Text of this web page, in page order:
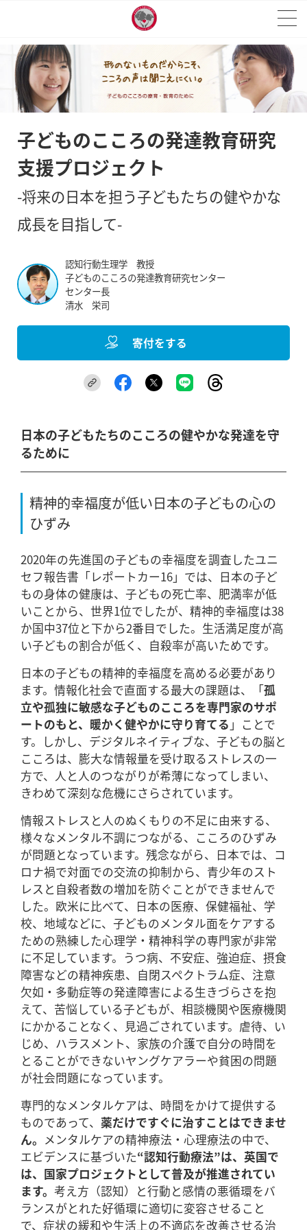
子どものこころの発達教育研究
支援プロジェクト
-将来の日本を担う子どもたちの健やかな
成長を目指して-
認知行動生理学 教授
子どものこころの発達教育研究センター
センター長
清水 栄司
寄付をする
日本の子どもたちのこころの健やかな発達を守
るために
精神的幸福度が低い日本の子どもの心の
ひずみ
2020年の先進国の子どもの幸福度を調査したユニ
セフ報告書「レポートカー16」では、日本の子ど
もの身体の健康は、子どもの死亡率、肥満率が低
いことから、世界1位でしたが、精神的幸福度は38
か国中37位と下から2番目でした。生活満足度が高
い子どもの割合が低く、自殺率が高いためです。
日本の子どもの精神的幸福度を高める必要があり
ます。情報化社会で直面する最大の課題は、「孤
立や孤独に敏感な子どものこころを専門家のサポ
ートのもと、暖かく健やかに守り育てる 」ことで
す。しかし、デジタルネイティブな、子どもの脳と
こころは、膨大な情報量を受け取るストレスの一
方で、人と人のつながりが希薄になってしまい、
きわめて深刻な危機にさらされています。
情報ストレスと人のぬくもりの不足に由来する、
様々なメンタル不調につながる、こころのひずみ
が問題となっています。残念ながら、日本では、コ
ロナ禍で対面での交流の抑制から、青少年のスト
レスと自殺者数の増加を防ぐことができませんで
した。欧米に比べて、日本の医療、保健福祉、学
校、地域などに、子どものメンタル面をケアする
ための熟練した心理学・精神科学の専門家が非常
に不足しています。うつ病、不安症、強迫症、摂食
障害などの精神疾患、自閉スペクトラム症、注意
欠如・多動症等の発達障害による生きづらさを抱
えて、苦悩している子どもが、相談機関や医療機関
にかかることなく、見過ごされています。虐待、い
じめ、ハラスメント、家族の介護で自分の時間を
とることができないヤングケアラーや貧困の問題
が社会問題になっています。
専門的なメンタルケアは、時間をかけて提供する
ものであって、 薬だけですぐに治すことはできませ
ん。 メンタルケアの精神療法・心理療法の中で、
エビデンスに基づいた“認知行動療法”は、英国で
は、国家プロジェクトとして普及が推進されてい
ます。 考え方（認知）と行動と感情の悪循環をバ
ランスがとれた好循環に適切に変容させること
で、症状の緩和や生活上の不適応を改善させる治